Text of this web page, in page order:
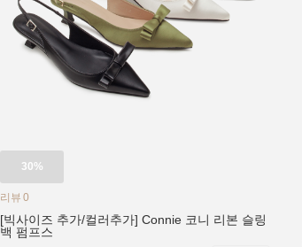
30%
리뷰 0
[빅사이즈 추가/컬러추가] Connie 코니 리본 슬링
백 펌프스